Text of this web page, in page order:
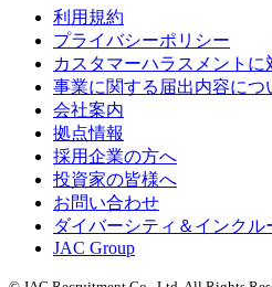
利用規約
プライバシーポリシー
カスタマーハラスメントに
事業に関する届出内容につ
会社案内
拠点情報
採用企業の方へ
投資家の皆様へ
お問い合わせ
ダイバーシティ＆インクル
JAC Group